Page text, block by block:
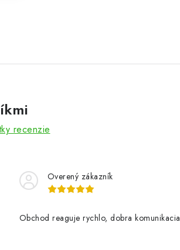
recenzie
Overený zákazník
Obchod reaguje rychlo, dobra komunikacia